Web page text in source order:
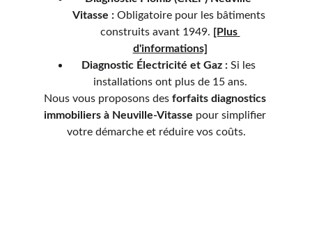
Vitasse : Obligatoire pour les bâtiments
construits avant 1949. [Plus
d'informations]
Diagnostic Électricité et Gaz : Si les
installations ont plus de 15 ans.
Nous vous proposons des forfaits diagnostics
immobiliers à Neuville-Vitasse pour simplifier
votre démarche et réduire vos coûts.